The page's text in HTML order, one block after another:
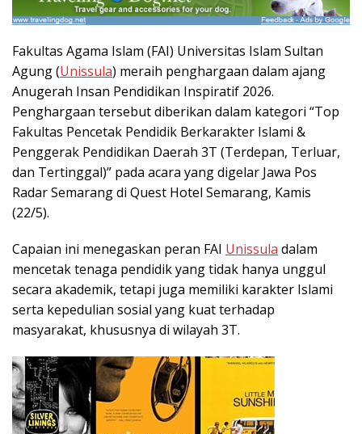
Fakultas Agama Islam (FAI) Universitas Islam Sultan
Agung (Unissula) meraih penghargaan dalam ajang
Anugerah Insan Pendidikan Inspiratif 2026.
Penghargaan tersebut diberikan dalam kategori “Top
Fakultas Pencetak Pendidik Berkarakter Islami &
Penggerak Pendidikan Daerah 3T (Terdepan, Terluar,
dan Tertinggal)” pada acara yang digelar Jawa Pos
Radar Semarang di Quest Hotel Semarang, Kamis
(22/5).
Capaian ini menegaskan peran FAI Unissula dalam
mencetak tenaga pendidik yang tidak hanya unggul
secara akademik, tetapi juga memiliki karakter Islami
serta kepedulian sosial yang kuat terhadap
masyarakat, khususnya di wilayah 3T.